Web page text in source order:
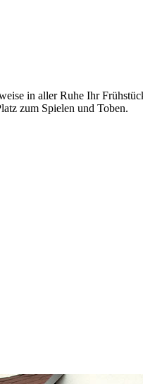
in aller Ruhe Ihr
zum Spielen und Toben.